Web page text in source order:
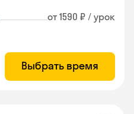
от 1590 ₽ / урок
Выбрать время